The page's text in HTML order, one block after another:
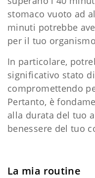
stomaco vuoto ad
minuti potrebbe
per il tuo
In particolare,
significativo stato
compromettendo
Pertanto, è
alla durata del tuo
benessere del tuo
La mia routine